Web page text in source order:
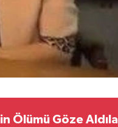
Ölümü Göze